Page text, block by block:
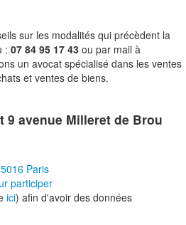
sur les modalités qui précèdent la
:07 84 95 17 43ou par mail à
un avocat spécialisé dans les ventes
et ventes de biens.
avenue Milleret de Brou
Paris
participer
ici) afin d'avoir des données